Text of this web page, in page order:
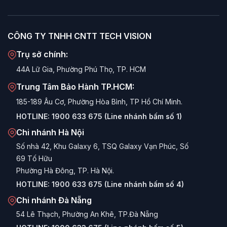
thùng máy tính (PC) đời cũ và mới.
Thiết kế bền bỉ:
chắn, tập trung vào công năng sử dụng lâu dài.
Ưu điểm nổi bật của VSP VS Series
Hiệu quả kinh tế cao: Ưu điểm lớn nhất là mức giá cực
kỳ cạnh tranh, giúp tiết kiệm chi phí đầu tư ban đầu
đáng kể.
Tiết kiệm không gian: Với kích thước gọn gàng (như
model VS20 20 inch), VS Series dễ dàng bố trí ở những
góc làm việc nhỏ hẹp, quầy lễ tân hay bàn học sinh.
Kết nối linh hoạt:Sự hiện diện của cổng VGA là một
điểm cộng lớn cho các môi trường doanh nghiệp vẫn
còn sử dụng hệ thống máy tính cũ, bên cạnh cổng
CÔNG TY TNHH CNTT TECH VISION
Trụ sở chính:
44A Lữ Gia, Phường Phú Thọ, TP. HCM
Trung Tâm Bảo Hành TP.HCM:
185-189 Âu Cơ, Phường Hòa Bình, TP Hồ Chí Minh.
HOTLINE: 1900 633 675 (Line nhánh bấm số 1)
Chi nhánh Hà Nội
Số nhà 42, Khu Galaxy 6, TSQ Galaxy Vạn Phúc, Số
69 Tố Hữu
Phường Hà Đông, TP. Hà Nội.
HOTLINE: 1900 633 675 (Line nhánh bấm số 4)
Chi nhánh Đà Nẵng
54 Lê Thạch, Phường An Khê, TP.Đà Nẵng